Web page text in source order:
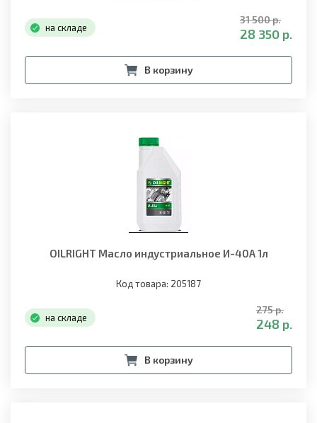
на складе
31 500 р.
28 350 р.
В корзину
OILRIGHT Масло индустриальное И-40А 1л
Код товара: 205187
на складе
275 р.
248 р.
В корзину